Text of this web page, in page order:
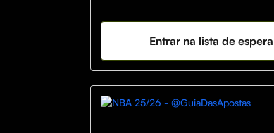
yKgFaEUXwRYGyaGjsZLyH/edit?
Entrar na lista de